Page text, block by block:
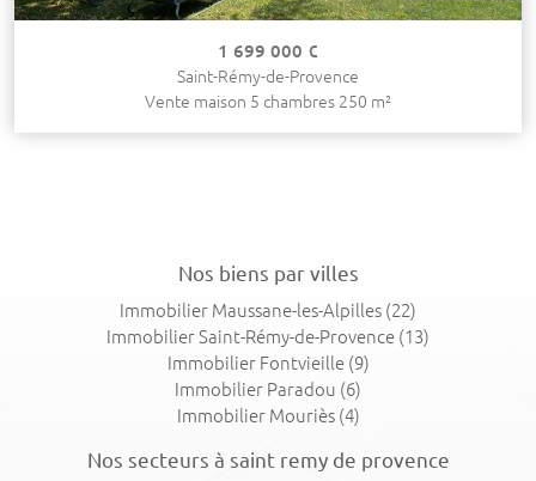
1 699 000 €
Saint-Rémy-de-Provence
Vente maison 5 chambres 250 m²
Nos biens par villes
Immobilier Maussane-les-Alpilles (22)
Immobilier Saint-Rémy-de-Provence (13)
Immobilier Fontvieille(9)
Immobilier Paradou (6)
Immobilier Mouriès(4)
Nos secteurs à saint remy de provence